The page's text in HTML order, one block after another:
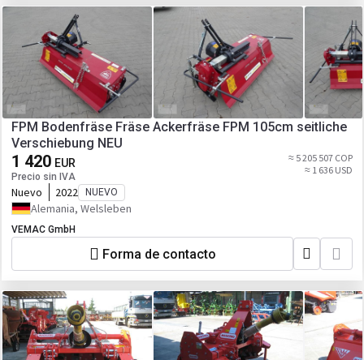
FPM Bodenfräse Fräse Ackerfräse FPM 105cm seitliche
Verschiebung NEU
1 420 EUR
Precio sin IVA
≈ 5 205 507 COP
≈ 1 636 USD
Nuevo 2022 NUEVO
Alemania, Welsleben
VEMAC GmbH
Forma de contacto